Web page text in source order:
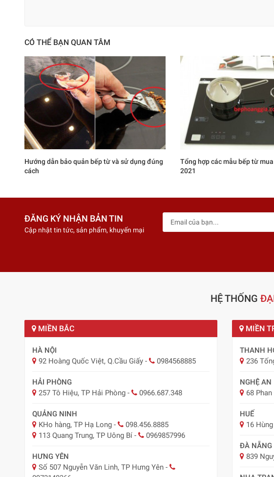
CÓ THỂ BẠN QUAN TÂM
Hướng dẫn bảo quản bếp từ và sử dụng đúng
cách
Tổng hợp các mẫu bếp từ
2021
ĐĂNG KÝ NHẬN BẢN TIN
Cập nhật tin tức, sản phẩm, khuyến mại
HỆ THỐNG
MIỀN BẮC
HÀ NỘI
92 Hoàng Quốc Việt, Q.Cầu Giấy - 0984568885
HẢI PHÒNG
257 Tô Hiệu, TP Hải Phòng - 0966.687.348
QUẢNG NINH
KHo hàng, TP Hạ Long -
098.456.8885
113 Quang Trung, TP Uông Bí - 0969857996
HƯNG YÊN
Số 507 Nguyễn Văn Linh, TP Hưng Yên -
MIỀN
THANH
236
NGHỆ AN
68
HUẾ
16
ĐÀ NẴNG
839